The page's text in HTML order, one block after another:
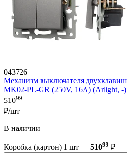
043726
Механизм выключателя
MK02-PL-GR (250V, 16A) (Arlight, -)
51099
₽/шт
В наличии
Коробка (картон) 1 шт — 51099 ₽